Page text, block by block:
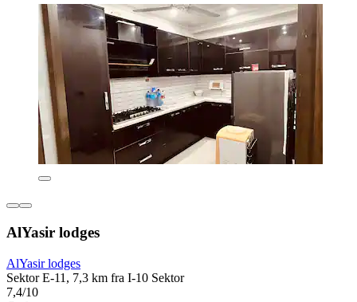
AlYasir lodges
AlYasir lodges
Sektor E-11, 7,3 km fra I-10 Sektor
7,4/10